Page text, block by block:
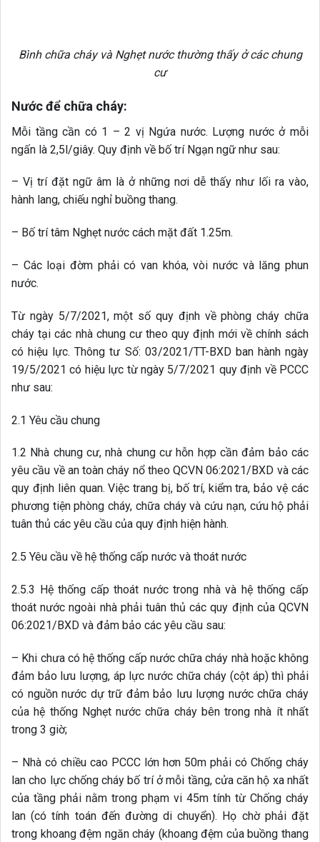
– Bố trí tâm Nghẹt nước cách mặt đất 1.25m.
– Các loại đờm phải có van khóa, vòi nước và lăng phun
nước.
Từ ngày 5/7/2021, một số quy định về phòng cháy chữa
cháy tại các nhà chung cư theo quy định mới về chính sách
có hiệu lực. Thông tư Số: 03/2021/TT-BXD ban hành ngày
19/5/2021 có hiệu lực từ ngày 5/7/2021 quy định về PCCC
như sau:
2.1 Yêu cầu chung
yêu cầu về an toàn cháy nổ theo QCVN 06:2021/BXD và các
quy định liên quan. Việc trang bị, bố trí, kiểm tra, bảo vệ các
phương tiện phòng cháy, chữa cháy và cứu nạn, cứu hộ phải
tuân thủ các yêu cầu của quy định hiện hành.
2.5.3 Hệ thống cấp thoát nước trong nhà và hệ thống cấp
thoát nước ngoài nhà phải tuân thủ các quy định của QCVN
06:2021/BXD và đảm bảo các yêu cầu sau:
– Khi chưa có hệ thống cấp nước chữa cháy nhà hoặc không
đảm bảo lưu lượng, áp lực nước chữa cháy (cột áp) thì phải
có nguồn nước dự trữ đảm bảo lưu lượng nước chữa cháy
của hệ thống Nghẹt nước chữa cháy bên trong nhà ít nhất
– Nhà có chiều cao PCCC lớn hơn 50m phải có Chống cháy
lan cho lực chống cháy bố trí ở mỗi tầng, cửa căn hộ xa nhất
lan (có tính toán đến đường di chuyển). Họ chờ phải đặt
trong khoang đệm ngăn cháy (khoang đệm của buồng thang
máy không nhiễm khói hoặc khoang đệm của buồng thang
máy cháy). Hệ thống Nghẹt chờ cấp nước chữa cháy cho lực
lượng chữa cháy phải có Nghẹt chờ lắp đặt ở bên ngoài nhà
nối với đường ống cấp nước chữa cháy trong nhà. Họ chờ
đợi phải thỏa mãn các quy định hiện hành;
– Nghẹt nước chữa cháy trong nhà phải bố trí tại những nơi
dễ tiếp cận sử dụng. Lưu lượng cần thiết của hệ thống